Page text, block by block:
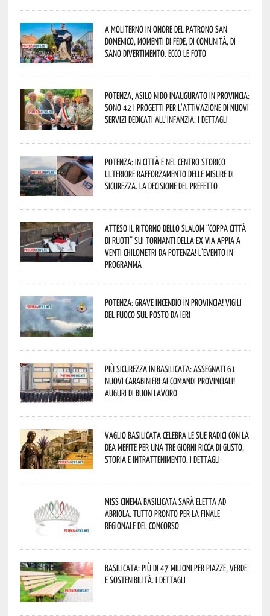
A Moliterno in onore del Patrono San
Domenico, momenti di fede, di comunità, di
sano divertimento. Ecco le foto
Potenza, asilo nido inaugurato in provincia:
sono 42 i progetti per l’attivazione di nuovi
servizi dedicati all’infanzia. I dettagli
Potenza: in città e nel centro storico
ulteriore rafforzamento delle misure di
sicurezza. La decisione del Prefetto
Atteso il ritorno dello slalom “Coppa Città
di Ruoti” sui tornanti della ex via Appia a
venti chilometri da Potenza! L’evento in
programma
Potenza: grave incendio in Provincia! Vigili
del fuoco sul posto da ieri
Più sicurezza in Basilicata: assegnati 61
nuovi Carabinieri ai Comandi provinciali!
Auguri di buon lavoro
Vaglio Basilicata celebra le sue radici con la
Dea Mefite per una tre giorni ricca di gusto,
storia e intrattenimento. I dettagli
Miss Cinema Basilicata sarà eletta ad
Abriola. Tutto pronto per la finale
regionale del concorso
Basilicata: più di 47 milioni per piazze, verde
e sostenibilità. I dettagli